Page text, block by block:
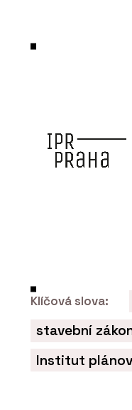
Klíčová slova:
stavební
Institut